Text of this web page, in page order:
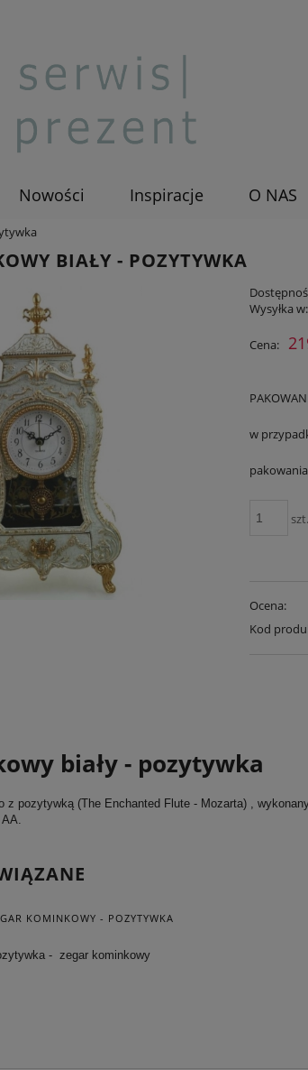
Nowości Inspiracje O NAS
BIAŁY - POZYTYWKA
Wysyłka w:
Cena:
w
szt.
Ocena:
Kod
biały - pozytywka
z pozytywką (The Enchanted Flute - Mozarta) ,
KOMINKOWY - POZYTYWKA
- zegar kominkowy